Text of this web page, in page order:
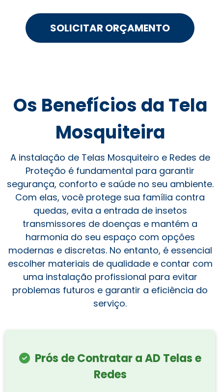
SOLICITAR ORÇAMENTO
Os Benefícios da Tela
Mosquiteira
A instalação de Telas Mosquiteiro e Redes de
Proteção é fundamental para garantir
segurança, conforto e saúde no seu ambiente.
Com elas, você protege sua família contra
quedas, evita a entrada de insetos
transmissores de doenças e mantém a
harmonia do seu espaço com opções
modernas e discretas. No entanto, é essencial
escolher materiais de qualidade e contar com
uma instalação profissional para evitar
problemas futuros e garantir a eficiência do
serviço.
Prós de Contratar a AD Telas e
Redes